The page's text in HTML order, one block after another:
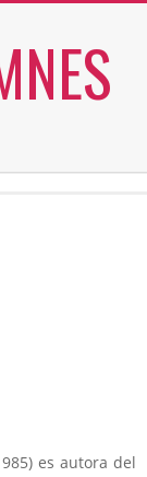
es autora del